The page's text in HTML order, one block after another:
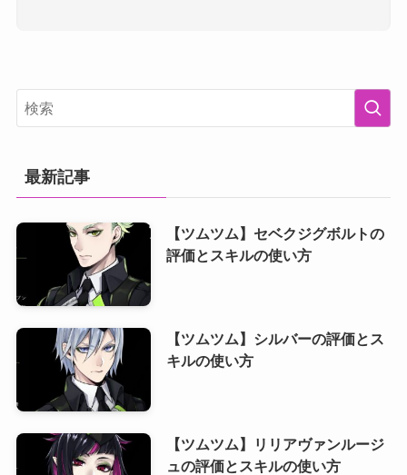
最新記事
【ツムツム】セベクジグボルトの
評価とスキルの使い方
【ツムツム】シルバーの評価とス
キルの使い方
【ツムツム】リリアヴァンルージ
ュの評価とスキルの使い方